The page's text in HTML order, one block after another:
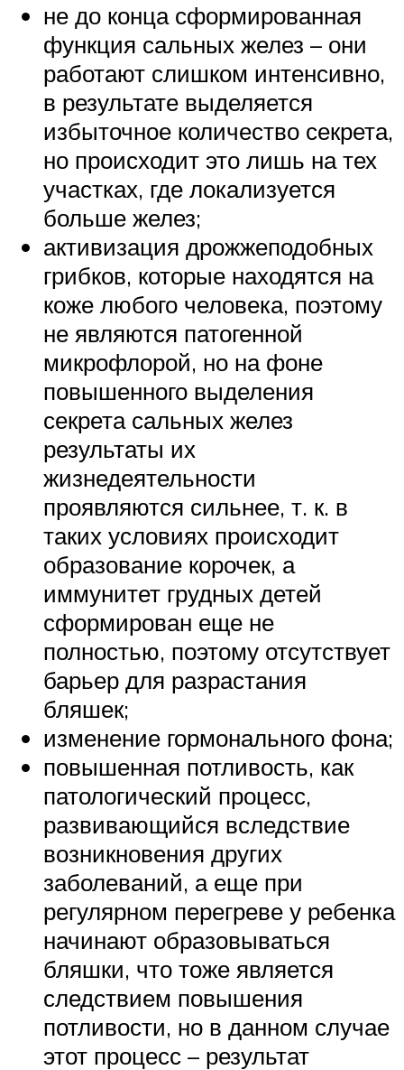
не до конца сформированная
функция сальных желез – они
работают слишком интенсивно,
в результате выделяется
избыточное количество секрета,
но происходит это лишь на тех
участках, где локализуется
больше желез;
активизация дрожжеподобных
грибков, которые находятся на
коже любого человека, поэтому
не являются патогенной
микрофлорой, но на фоне
повышенного выделения
секрета сальных желез
результаты их
жизнедеятельности
проявляются сильнее, т. к. в
таких условиях происходит
образование корочек, а
иммунитет грудных детей
сформирован еще не
полностью, поэтому отсутствует
барьер для разрастания
бляшек;
изменение гормонального фона;
повышенная потливость, как
патологический процесс,
развивающийся вследствие
возникновения других
заболеваний, а еще при
регулярном перегреве у ребенка
начинают образовываться
бляшки, что тоже является
следствием повышения
потливости, но в данном случае
этот процесс – результат